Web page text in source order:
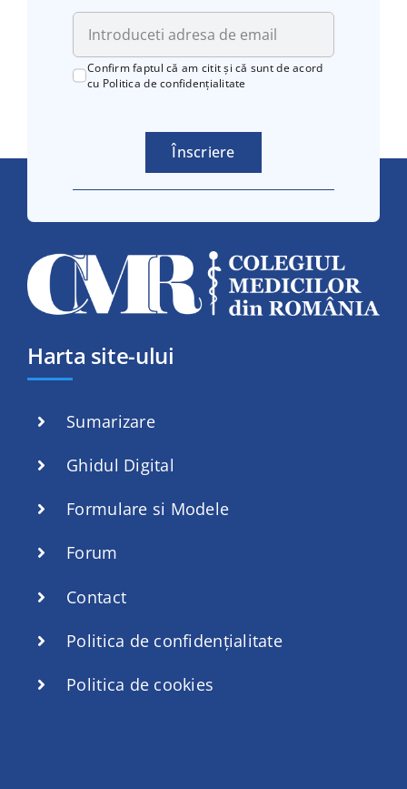
Confirm faptul că am citit și că sunt de acord
cu Politica de confidențialitate
Înscriere
Harta site-ului
Sumarizare
Ghidul Digital
Formulare si Modele
Forum
Contact
Politica de confidențialitate
Politica de cookies